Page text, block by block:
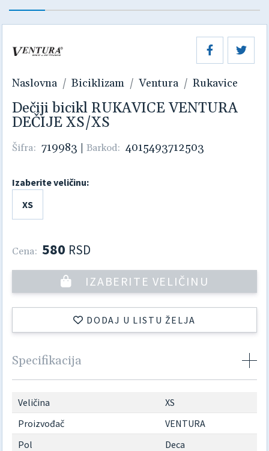
Naslovna Biciklizam Ventura Rukavice
Dečiji bicikl RUKAVICE VENTURA
DEČIJE XS/XS
Šifra: 719983 | Barkod: 4015493712503
Izaberite veličinu:
XS
Cena: 580 RSD
IZABERITE VELIČINU
DODAJ U LISTU ŽELJA
Specifikacija
Veličina
XS
Proizvođač
VENTURA
Pol
Deca